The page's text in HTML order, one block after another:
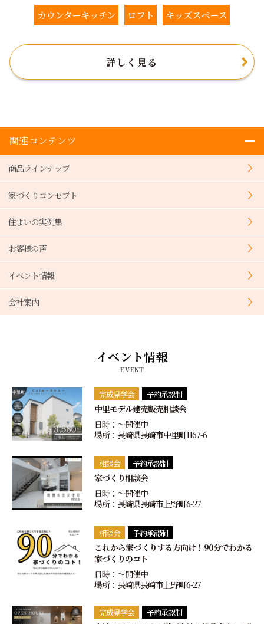
カウンターキッチン
ロフト キッズスペース
詳しく見る
関連コンテンツ
商品ラインナップ
家づくりコンセプト
住まいの実例集
お客様の声
イベント情報
会社案内
イベント情報
EVENT
完成見学会 予約承認制
中里モデル建売販売相談会
日時：〜開催中
場所：長崎県長崎市中里町1167-6
相談会 予約承認制
家づくり相談会
日時：〜開催中
場所：長崎県長崎市上野町6-27
相談会 予約承認制
これから家づくりする方向け！90分でわかる
家づくりのコト
日時：〜開催中
場所：長崎県長崎市上野町6-27
完成見学会 予約承認制